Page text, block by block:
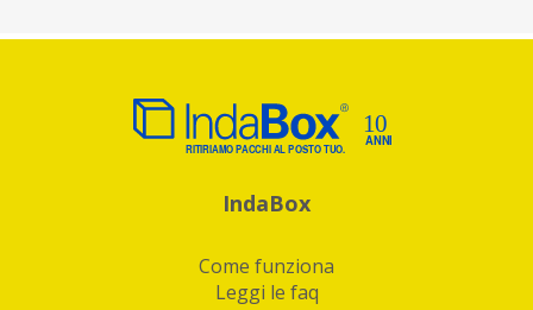
IndaBox
Come funziona
Leggi le faq